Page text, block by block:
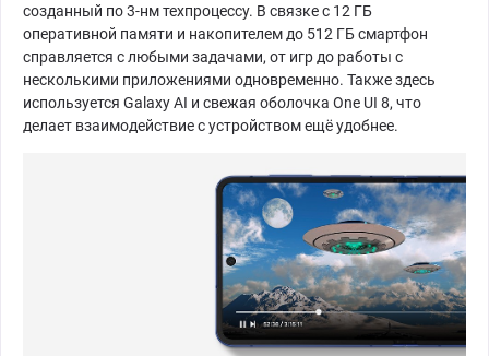
созданный по 3-нм техпроцессу. В связке с 12 ГБ
оперативной памяти и накопителем до 512 ГБ смартфон
справляется с любыми задачами, от игр до работы с
несколькими приложениями одновременно. Также здесь
используется Galaxy AI и свежая оболочка One UI 8, что
делает взаимодействие с устройством ещё удобнее.